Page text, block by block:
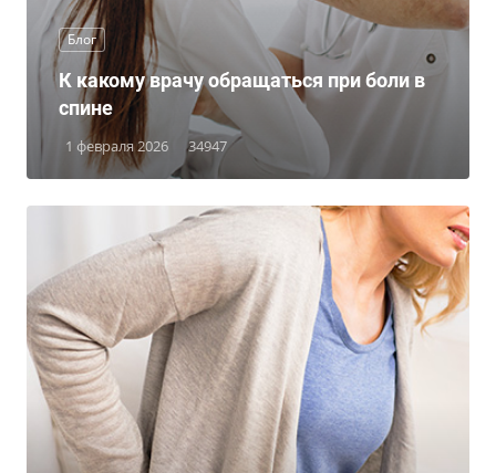
Блог
1 февраля 2026 34947
К какому врачу обращаться при боли в
спине